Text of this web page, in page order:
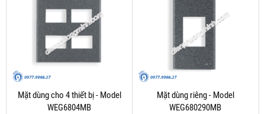
Mặt dùng cho 4 thiết bị - Model
WEG6804MB
Mặt dùng riêng - Model
WEG680290MB